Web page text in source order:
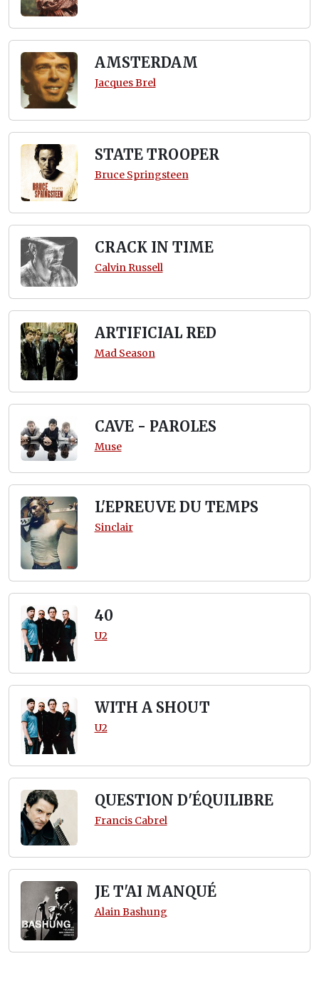
AMSTERDAM
Jacques Brel
STATE TROOPER
Bruce Springsteen
CRACK IN TIME
Calvin Russell
ARTIFICIAL RED
Mad Season
CAVE - PAROLES
Muse
L'EPREUVE DU TEMPS
Sinclair
40
U2
WITH A SHOUT
U2
QUESTION D'ÉQUILIBRE
Francis Cabrel
JE T'AI MANQUÉ
Alain Bashung